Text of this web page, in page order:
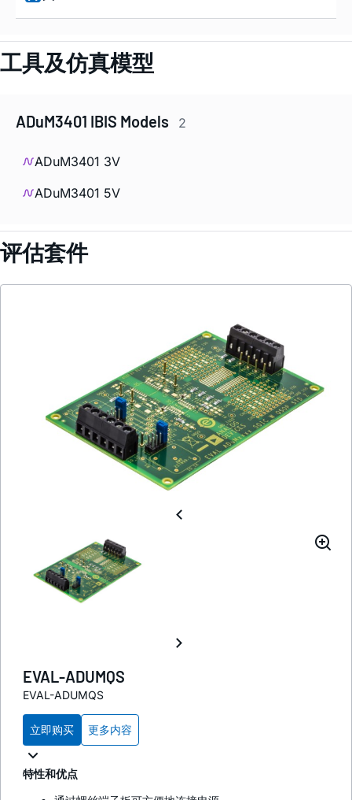
工具及仿真模型
ADuM3401 IBIS Models 2
ADuM3401 3V
ADuM3401 5V
评估套件
EVAL-ADUMQS
EVAL-ADUMQS
立即购买 更多内容
特性和优点